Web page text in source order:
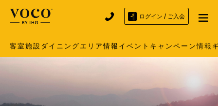
ログイン / ご入会
客室施設 ダイニングエリア情報 イベント キャンペーン情報